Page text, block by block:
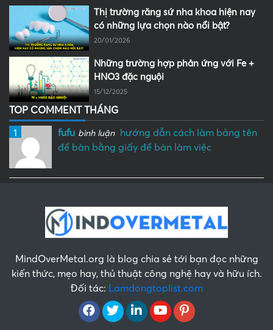
Thị trường răng sứ nha khoa hiện nay
có những lựa chọn nào nổi bật?
20/01/2026
Những trường hợp phản ứng với Fe +
HNO3 đặc nguội
15/12/2025
TOP COMMENT THÁNG
1 fufu bình luận
hướng dẫn cách làm bảng tên
để bàn bằng giấy để bàn làm việc
MindOverMetal.org là blog chia sẻ tới bạn đọc những
kiến thức, mẹo hay, thủ thuật công nghệ hay và hữu ích.
Đối tác: Lamdongtoplist.com